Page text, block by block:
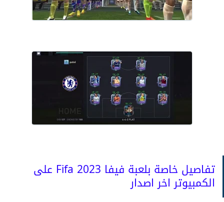
تفاصيل خاصة بلعبة فيفا Fifa 2023 على
الكمبيوتر اخر اصدار